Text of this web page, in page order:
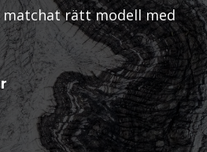
matchat rätt modell med